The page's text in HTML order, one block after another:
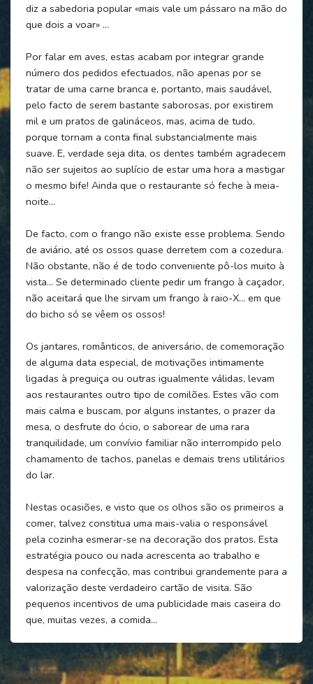
diz a sabedoria popular «mais vale um pássaro na mão do
que dois a voar» …
Por falar em aves, estas acabam por integrar grande
número dos pedidos efectuados, não apenas por se
tratar de uma carne branca e, portanto, mais saudável,
pelo facto de serem bastante saborosas, por existirem
mil e um pratos de galináceos, mas, acima de tudo,
porque tornam a conta final substancialmente mais
suave. E, verdade seja dita, os dentes também agradecem
não ser sujeitos ao suplício de estar uma hora a mastigar
o mesmo bife! Ainda que o restaurante só feche à meia-
noite…
De facto, com o frango não existe esse problema. Sendo
de aviário, até os ossos quase derretem com a cozedura.
Não obstante, não é de todo conveniente pô-los muito à
vista… Se determinado cliente pedir um frango à caçador,
não aceitará que lhe sirvam um frango à raio-X… em que
do bicho só se vêem os ossos!
Os jantares, românticos, de aniversário, de comemoração
de alguma data especial, de motivações intimamente
ligadas à preguiça ou outras igualmente válidas, levam
aos restaurantes outro tipo de comilões. Estes vão com
mais calma e buscam, por alguns instantes, o prazer da
mesa, o desfrute do ócio, o saborear de uma rara
tranquilidade, um convívio familiar não interrompido pelo
chamamento de tachos, panelas e demais trens utilitários
do lar.
Nestas ocasiões, e visto que os olhos são os primeiros a
comer, talvez constitua uma mais-valia o responsável
pela cozinha esmerar-se na decoração dos pratos. Esta
estratégia pouco ou nada acrescenta ao trabalho e
despesa na confecção, mas contribui grandemente para a
valorização deste verdadeiro cartão de visita. São
pequenos incentivos de uma publicidade mais caseira do
que, muitas vezes, a comida…